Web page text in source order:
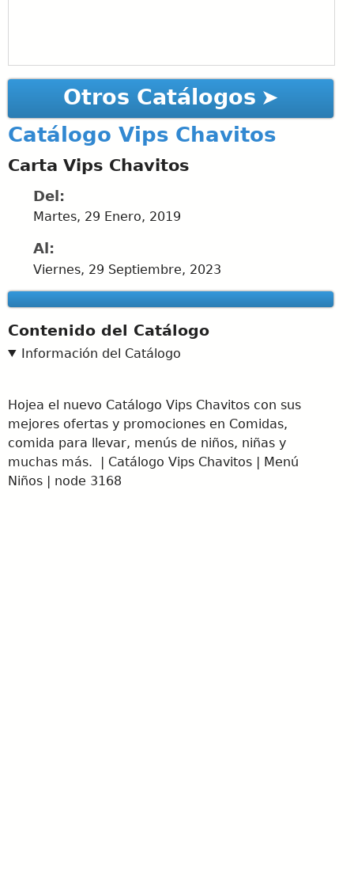
Otros Catálogos
Catálogo Vips Chavitos
Carta Vips Chavitos
Del:
Martes, 29 Enero, 2019
Al:
Viernes, 29 Septiembre, 2023
Contenido del Catálogo
Información del Catálogo
Hojea el nuevo Catálogo Vips Chavitos con sus
mejores ofertas y promociones en Comidas,
comida para llevar, menús de niños, niñas y
muchas más. | Catálogo Vips Chavitos | Menú
Niños | node 3168